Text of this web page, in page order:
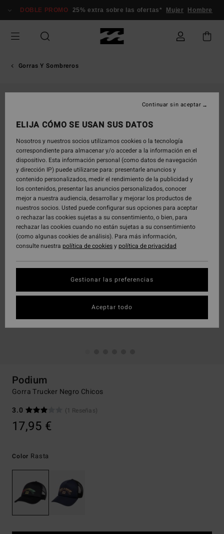
información
DOBLE PROMO 25% extra sobre las ofertas* Mujer Hombre
Gorras Y Sombreros
Podium
Gorra Trucker Negro Chicos
3.0
(1 Reseñas)
17,95 €
Color Rasta
ELIJA CÓMO SE USAN SUS DATOS
Nosotros y nuestros socios utilizamos cookies o la tecnología
correspondiente para almacenar y/o acceder a la información en el
dispositivo. Esta información personal (como datos de navegación
y dirección IP) puede utilizarse para: presentarle anuncios y
contenido personalizados, medir el rendimiento de la publicidad y
los contenidos, presentar las anuncios personalizados, conocer
mejor a nuestra audiencia, desarrollar y mejorar los productos de
nuestros socios. Usted puede configurar sus opciones para aceptar
o rechazar las cookies sujetas a su consentimiento, o bien, para
rechazar las cookies cuando no están sujetas a su consentimiento
(como algunas cookies de análisis). Para más información,
consulte nuestra política de cookiesypolítica de privacidad
Gestionar las preferencias
Continuar sin aceptar
Aceptar todo